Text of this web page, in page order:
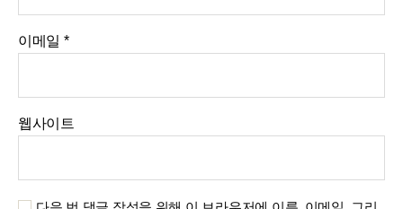
이메일 *
웹사이트